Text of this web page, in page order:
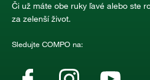
Či už máte obe ruky ľavé alebo ste
za zelenší život.
Sledujte COMPO na: